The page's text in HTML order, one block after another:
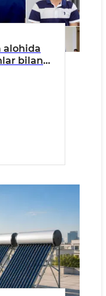
alohida
bilan